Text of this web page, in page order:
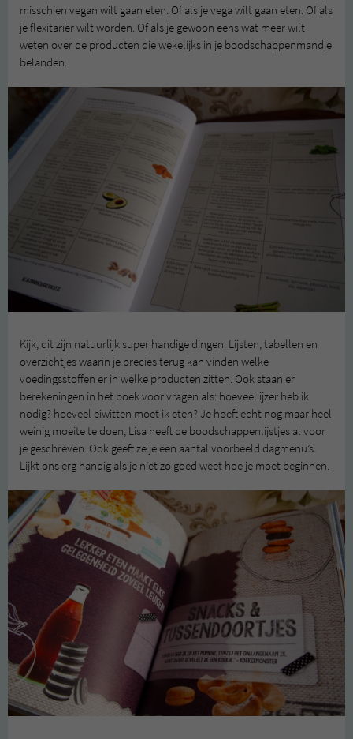
misschien vegan wilt gaan eten. Of als je vega wilt gaan eten. Of als
je flexitariër wilt worden. Of als je gewoon eens wat meer wilt
weten over de producten die wekelijks in je boodschappenmandje
belanden.
Kijk, dit zijn natuurlijk super handige dingen. Lijsten, tabellen en
overzichtjes waarin je precies terug kan vinden welke
voedingsstoffen er in welke producten zitten. Ook staan er
berekeningen in het boek voor vragen als: hoeveel ijzer heb ik
nodig? hoeveel eiwitten moet ik eten? Je hoeft echt nog maar heel
weinig moeite te doen, Lisa heeft de boodschappenlijstjes al voor
je geschreven. Ook geeft ze je een aantal voorbeeld dagmenu’s.
Lijkt ons erg handig als je niet zo goed weet hoe je moet beginnen.